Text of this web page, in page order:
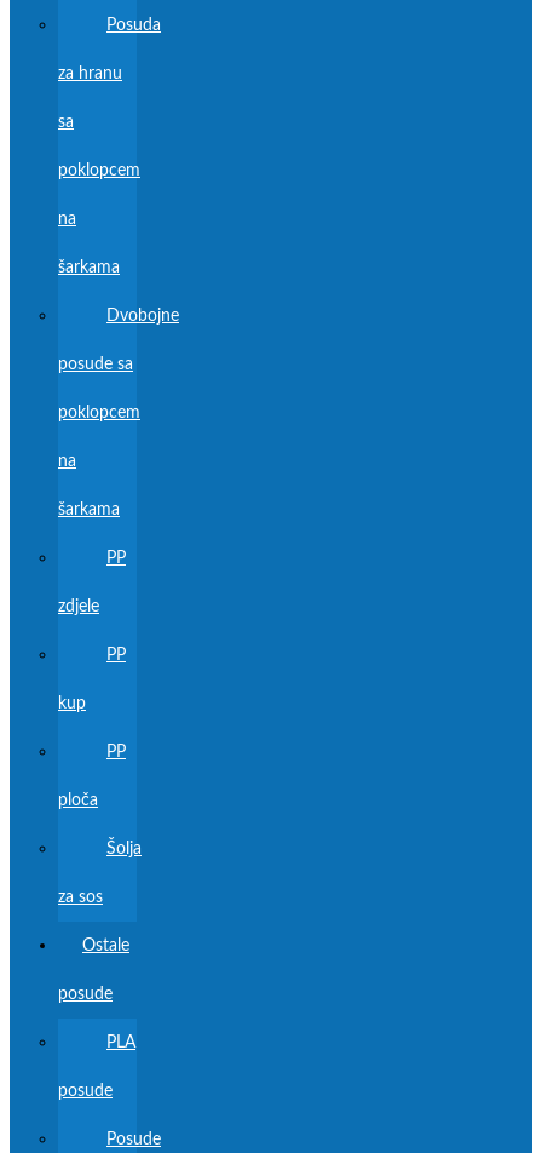
Posuda
za hranu
sa
poklopcem
na
šarkama
Dvobojne
posude sa
poklopcem
na
šarkama
PP
zdjele
PP
kup
PP
ploča
Šolja
za sos
Ostale
posude
PLA
posude
Posude